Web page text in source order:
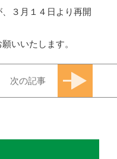
３月１４日より再開
いいたします。
次の記事